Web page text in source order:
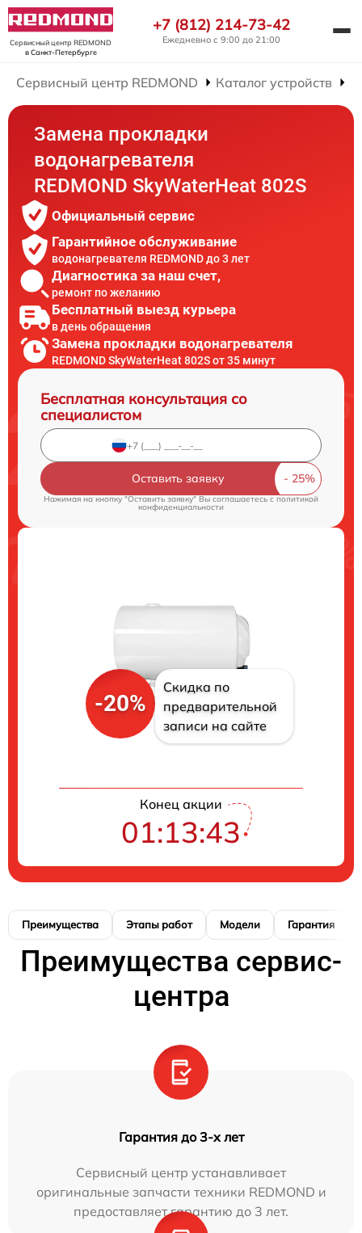
Сервисный центр REDMOND
в Санкт-Петербурге
+7 (812) 214-73-42
Ежедневно с 9:00 до 21:00
Сервисный центр REDMOND Каталог устройств
Замена прокладки
водонагревателя
REDMOND SkyWaterHeat 802S
Официальный сервис
Гарантийное обслуживание
водонагревателя REDMOND до 3 лет
Диагностика за наш счет,
ремонт по желанию
Бесплатный выезд курьера
в день обращения
Замена прокладки водонагревателя
REDMOND SkyWaterHeat 802S от 35 минут
Бесплатная консультация со
специалистом
Оставить заявку
Нажимая на кнопку "Оставить заявку" Вы соглашаетесь c политикой
конфиденциальности
-20%
Скидка по
предварительной
записи на сайте
Конец акции
01:13:42
Преимущества Этапы работ Модели Гарантия
Преимущества сервис-
центра
Гарантия до 3-х лет
Сервисный центр устанавливает
оригинальные запчасти техники REDMOND и
предоставляет гарантию до 3 лет.